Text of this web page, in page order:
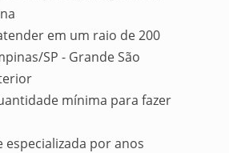
em um raio de 200
SP - Grande São
mínima para fazer
especializada por anos